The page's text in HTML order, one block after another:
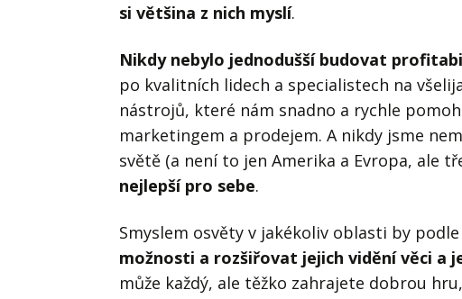
si většina z nich myslí.
Nikdy nebylo jednodušší budovat
po kvalitních lidech a specialistech na
nástrojů, které nám snadno a rychle
marketingem a prodejem. A nikdy jsme
světě (a není to jen Amerika a Evropa, ale
nejlepší pro sebe.
Smyslem osvěty v jakékoliv oblasti by
možnosti a rozšiřovat jejich vidění věci a
může každý, ale těžko zahrajete dobrou